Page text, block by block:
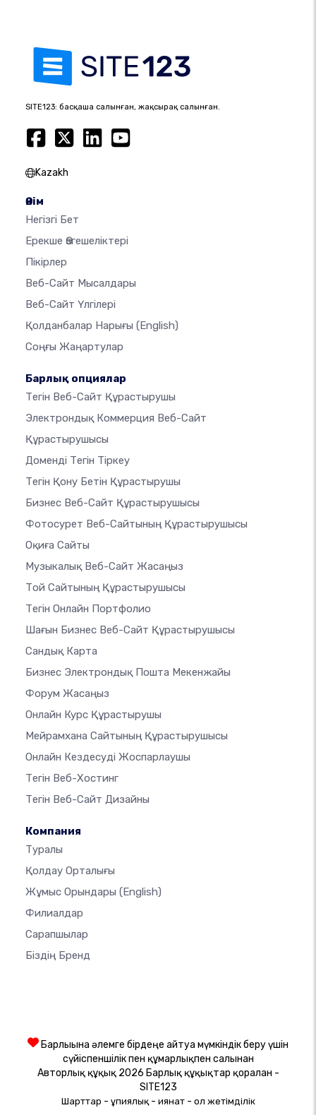
SITE123: басқаша салынған, жақсырақ салынған.
Kazakh
Өнім
Негізгі Бет
Ерекше Өзгешеліктері
Пікірлер
Веб-Сайт Мысалдары
Веб-Сайт Үлгілері
Қолданбалар Нарығы (English)
Соңғы Жаңартулар
Барлық опциялар
Тегін Веб-Сайт Құрастырушы
Электрондық Коммерция Веб-Сайт
Құрастырушысы
Доменді Тегін Тіркеу
Тегін Қону Бетін Құрастырушы
Бизнес Веб-Сайт Құрастырушысы
Фотосурет Веб-Сайтының Құрастырушысы
Оқиға Сайты
Музыкалық Веб-Сайт Жасаңыз
Той Сайтының Құрастырушысы
Тегін Онлайн Портфолио
Шағын Бизнес Веб-Сайт Құрастырушысы
Сандық Карта
Бизнес Электрондық Пошта Мекенжайы
Форум Жасаңыз
Онлайн Курс Құрастырушы
Мейрамхана Сайтының Құрастырушысы
Онлайн Кездесуді Жоспарлаушы
Тегін Веб-Хостинг
Тегін Веб-Сайт Дизайны
Компания
Туралы
Қолдау Орталығы
Жұмыс Орындары (English)
Филиалдар
Сарапшылар
Біздің Бренд
Барлығына әлемге бірдеңе айтуға мүмкіндік беру үшін
сүйіспеншілік пен құмарлықпен салынған
Авторлық құқық 2026 Барлық құқықтар қорғалған -
SITE123
Шарттар - Құпиялық- Қиянат- Қол жетімділік